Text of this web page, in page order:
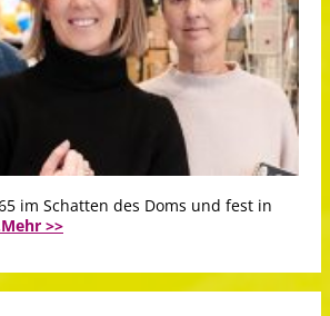
im Schatten des Doms und fest in
>>